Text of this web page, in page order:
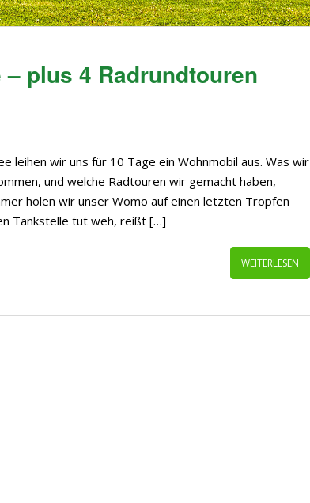
plus 4 Radrundtouren
leihen wir uns für 10 Tage ein Wohnmobil aus. Was wir
und welche Radtouren wir gemacht haben,
holen wir unser Womo auf einen letzten Tropfen
Tankstelle tut weh, reißt […]
WEITERLESEN